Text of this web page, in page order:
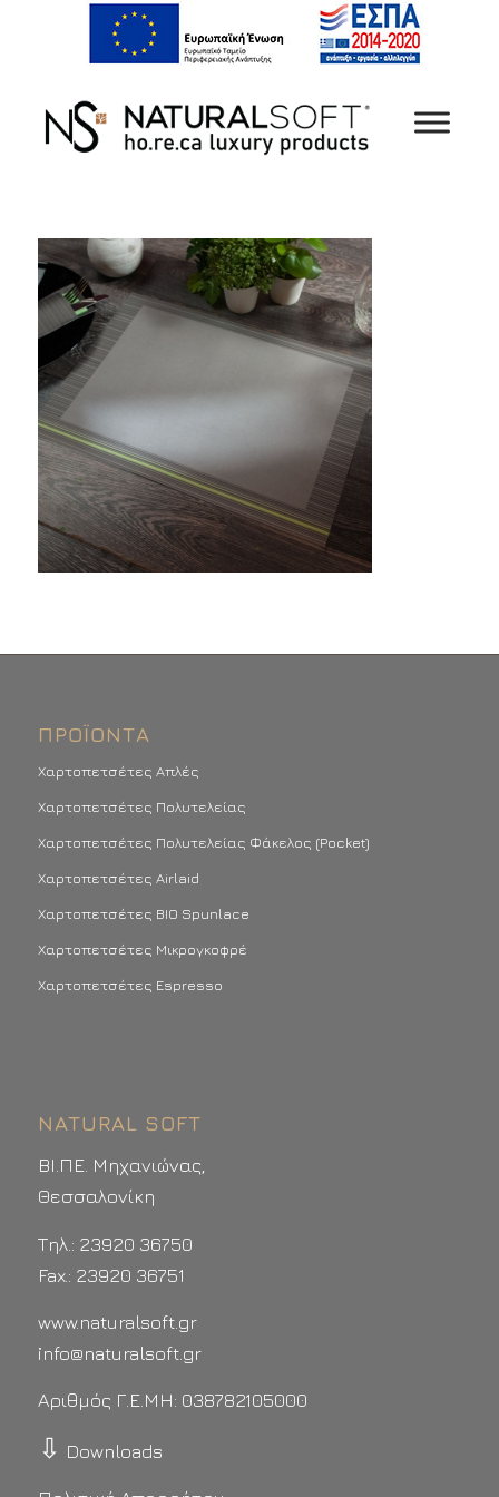
ΠΡΟΪΌΝΤΑ
Χαρτοπετσέτες Απλές
Χαρτοπετσέτες Πολυτελείας
Χαρτοπετσέτες Πολυτελείας Φάκελος (Pocket)
Χαρτοπετσέτες Airlaid
Χαρτοπετσέτες BIO Spunlace
Χαρτοπετσέτες Μικρογκοφρέ
Χαρτοπετσέτες Espresso
NATURAL SOFT
ΒΙ.ΠΕ. Μηχανιώνας,
Θεσσαλονίκη
Τηλ.: 23920 36750
Fax.: 23920 36751
www.naturalsoft.gr
info@naturalsoft.gr
Αριθμός Γ.Ε.ΜΗ: 038782105000
⇩ Downloads